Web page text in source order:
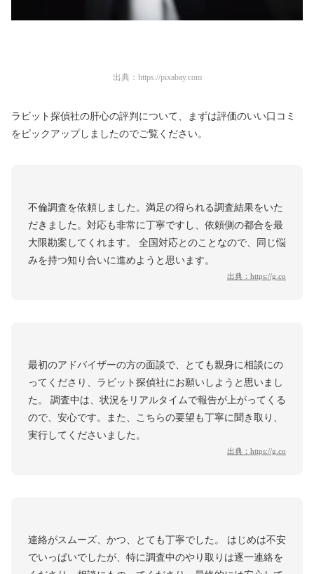
出典： https://pixabay.com
ラビット探偵社の肝心の評判について、まずは評価のいい口コミ
をピックアップしましたのでご覧ください。
不倫調査を依頼しました。満足の得られる調査結果をいた
だきました。対応も非常に丁寧ですし、依頼側の都合を最
大限勘案してくれます。 全国対応とのことなので、同じ悩
みを持つ知り合いに進めようと思います。
出典： https://g.co
最初のアドバイザーの方の面談で、とても親身に相談にの
ってくださり、ラビット探偵社にお願いしようと思いまし
た。 調査中は、状況をリアルタイムで報告が上がってくる
ので、安心です。また、こちらの要望も丁寧に聞き取り、
実行してくださいました。
出典： https://g.co
連絡がスムーズ、かつ、とても丁寧でした。 はじめは不安
でいっぱいでしたが、特に調査中のやり取りは逐一連絡を